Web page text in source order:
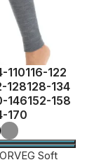
110116-122
128128-134
146152-158
170
Soft